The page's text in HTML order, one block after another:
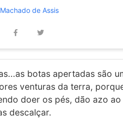
Machado de Assis
botas apertadas são
venturas da terra,
doer os pés, dão azo
descalçar.